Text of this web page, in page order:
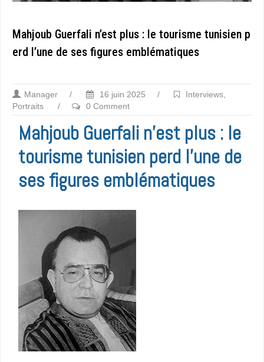
Mahjoub Guerfali n’est plus : le tourisme tunisien p
erd l’une de ses figures emblématiques
Manager / 16 juin 2025 / Interviews
Portraits
/ 0 Comment
Mahjoub Guerfali n’est plus : le
tourisme tunisien perd l’une de
ses figures emblématiques